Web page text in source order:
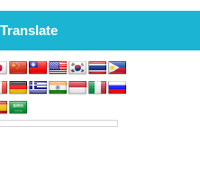
Translate